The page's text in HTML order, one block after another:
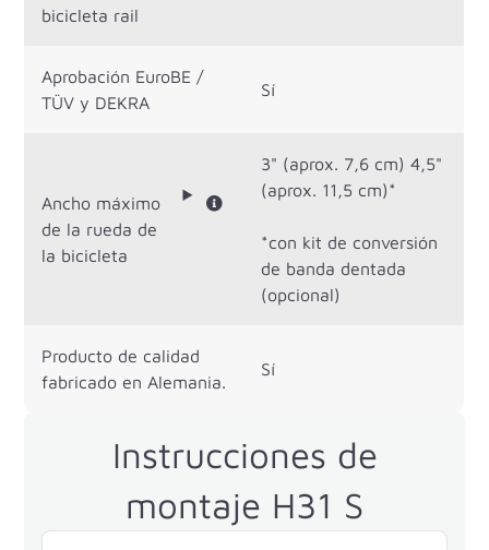
bicicleta rail
Aprobación EuroBE /
TÜV y DEKRA
Sí
Ancho máximo
de la rueda de
la bicicleta
3" (aprox. 7,6 cm) 4,5"
(aprox. 11,5 cm)*
*con kit de conversión
de banda dentada
(opcional)
Producto de calidad
fabricado en Alemania.
Sí
Instrucciones de
montaje H31 S